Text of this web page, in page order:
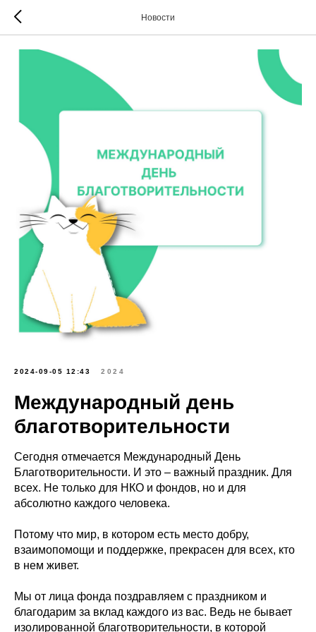
Новости
2024-09-05 12:43 2024
Международный день
благотворительности
Сегодня отмечается Международный День
Благотворительности. И это – важный праздник. Для
всех. Не только для НКО и фондов, но и для
абсолютно каждого человека.
Потому что мир, в котором есть место добру,
взаимопомощи и поддержке, прекрасен для всех, кто
в нем живет.
Мы от лица фонда поздравляем с праздником и
благодарим за вклад каждого из вас. Ведь не бывает
изолированной благотворительности, в которой